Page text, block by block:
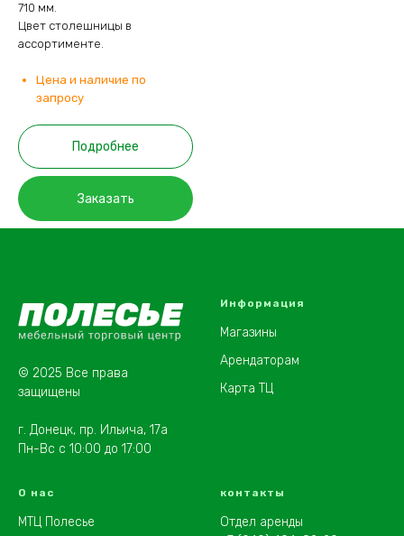
710 мм.
Цвет столешницы в
ассортименте.
Цена и наличие по
запросу
Подробнее
Заказать
© 2025 Все права
защищены
г. Донецк, пр. Ильича, 17а
Пн-Вс с 10:00 до 17:00
Информация
Магазины
Арендаторам
Карта ТЦ
О нас
МТЦ Полесье
контакты
Отдел аренды